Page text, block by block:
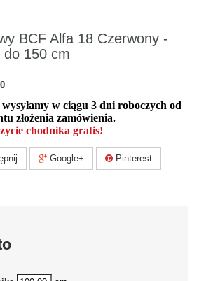
BCF Alfa 18 Czerwony -
do 150 cm
w ciągu 3 dni roboczych od
złożenia zamówienia.
chodnika gratis!
Google+ Pinterest